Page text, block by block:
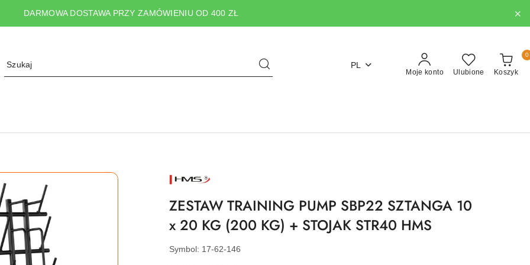
DARMOWA DOSTAWA PRZY ZAMÓWIENIU OD 400 ZŁ
PL
Moje konto Ulubione Koszyk
0
NAZWA
PRODUCENTA:
ZESTAW TRAINING PUMP SBP22 SZTANGA 10
x 20 KG (200 KG) + STOJAK STR40 HMS
Symbol: 17-62-146